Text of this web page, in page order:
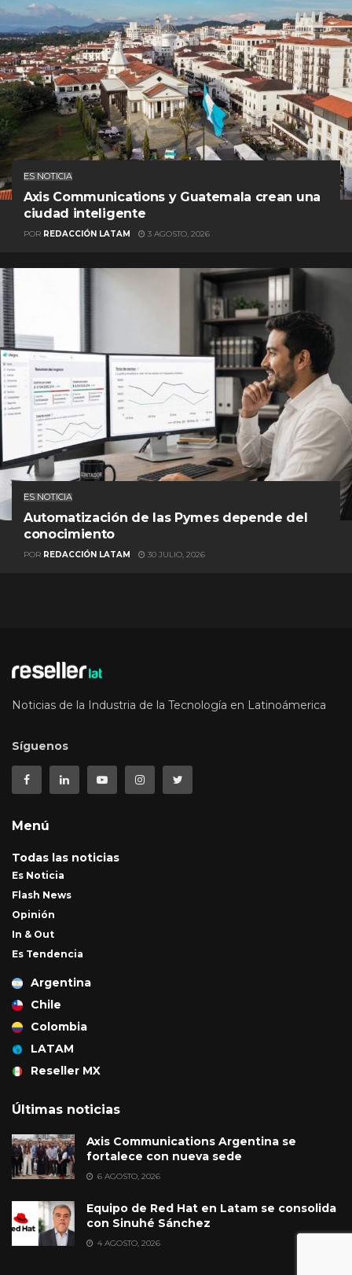
ES NOTICIA
Axis Communications y Guatemala crean una
ciudad inteligente
POR REDACCIÓN LATAM 3 AGOSTO, 2026
ES NOTICIA
Automatización de las Pymes depende del
conocimiento
POR REDACCIÓN LATAM 30 JULIO, 2026
Noticias de la Industria de la Tecnología en Latinoámerica
Síguenos
Menú
Todas las noticias
Es Noticia
Flash News
Opinión
In & Out
Es Tendencia
Argentina
Chile
Colombia
LATAM
Reseller MX
Últimas noticias
Axis Communications Argentina se
fortalece con nueva sede
6 AGOSTO, 2026
Equipo de Red Hat en Latam se consolida
con Sinuhé Sánchez
4 AGOSTO, 2026